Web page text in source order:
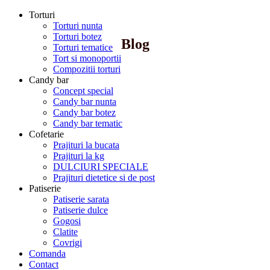
Torturi
Torturi nunta
Torturi botez
Torturi tematice
Tort si monoportii
Compozitii torturi
Candy bar
Concept special
Candy bar nunta
Candy bar botez
Candy bar tematic
Cofetarie
Prajituri la bucata
Prajituri la kg
DULCIURI SPECIALE
Prajituri dietetice si de post
Patiserie
Patiserie sarata
Patiserie dulce
Gogosi
Clatite
Covrigi
Comanda
Contact
Blog